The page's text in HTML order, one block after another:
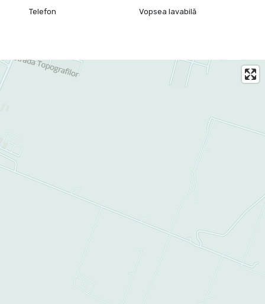
Telefon Vopsea lavabilă